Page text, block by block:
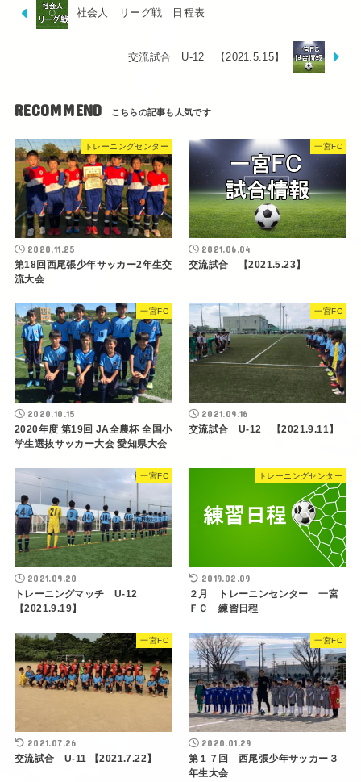
社会人 リーグ戦 日程表
交流試合 U-12 【2021.5.15】
RECOMMEND
トレーニングセンター
2020.11.25
第18回西尾張少年サッカー2年生交
流大会
一宮FC
2021.06.04
交流試合 【2021.5.23】
一宮FC
2020.10.15
2020年度 第19回 JA全農杯 全国小
学生選抜サッカー大会 愛知県大会
一宮FC
2021.09.16
交流試合 U-12 【2021.9.11】
一宮FC
2021.09.20
トレーニングマッチ U-12
【2021.9.19】
トレーニングセンター
2019.02.09
２月 トレーニンセンター 一宮
ＦＣ 練習日程
一宮FC
2021.07.26
交流試合 U-11 【2021.7.22】
一宮FC
2020.01.29
第１７回 西尾張少年サッカー３
年生大会